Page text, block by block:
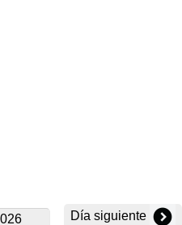
Día siguiente